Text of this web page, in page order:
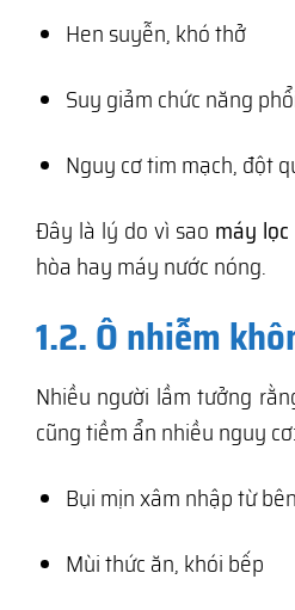
Hen suyễn, khó thở
Suy giảm chức năng
Nguy cơ tim mạch, đột
Đây là lý do vì sao máy
hòa hay máy nước nóng.
1.2. Ô nhiễm
Nhiều người lầm tưởng
cũng tiềm ẩn nhiều nguy cơ:
Bụi mịn xâm nhập từ
Mùi thức ăn, khói bếp